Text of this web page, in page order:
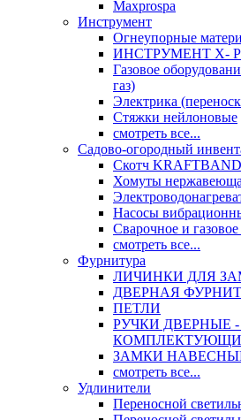
Maxprospa
Инструмент
Огнеупорные
ИНСТРУМЕНТ X-
Газовое
газ)
Электрика
Стяжки нейлоновые
смотреть все...
Садово-огородный
Скотч KRAFTBAND
Хомуты
Насосы
Сварочное и
смотреть все...
Фурнитура
ЛИЧИНКИ ДЛЯ
ДВЕРНАЯ
ПЕТЛИ
РУЧКИ ДВЕРНЫЕ
ЗАМКИ
смотреть все...
Удлинители
Переносной